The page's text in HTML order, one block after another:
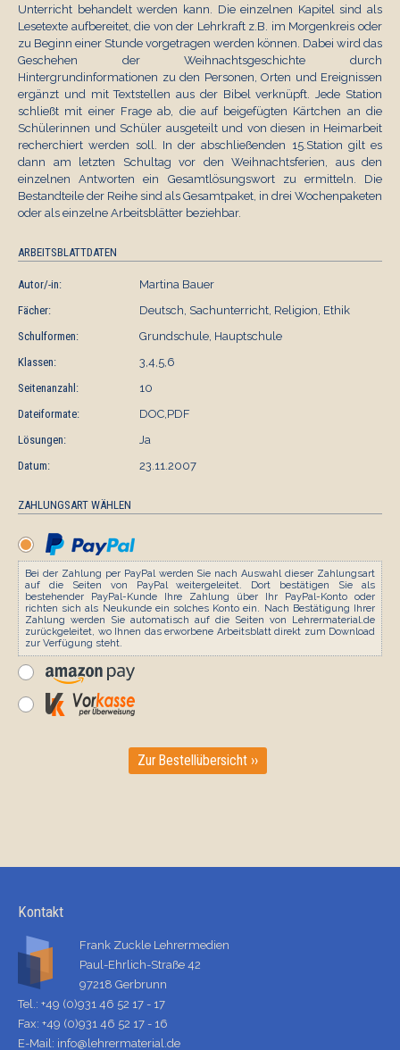
Unterricht behandelt werden kann. Die einzelnen Kapitel sind als
Lesetexte aufbereitet, die von der Lehrkraft z.B. im Morgenkreis oder
zu Beginn einer Stunde vorgetragen werden können. Dabei wird das
Geschehen der Weihnachtsgeschichte durch
Hintergrundinformationen zu den Personen, Orten und Ereignissen
ergänzt und mit Textstellen aus der Bibel verknüpft. Jede Station
schließt mit einer Frage ab, die auf beigefügten Kärtchen an die
Schülerinnen und Schüler ausgeteilt und von diesen in Heimarbeit
recherchiert werden soll. In der abschließenden 15.Station gilt es
dann am letzten Schultag vor den Weihnachtsferien, aus den
einzelnen Antworten ein Gesamtlösungswort zu ermitteln. Die
Bestandteile der Reihe sind als Gesamtpaket, in drei Wochenpaketen
oder als einzelne Arbeitsblätter beziehbar.
ARBEITSBLATTDATEN
Autor/-in:
Martina Bauer
Fächer:
Deutsch, Sachunterricht, Religion, Ethik
Schulformen:
Grundschule, Hauptschule
Klassen:
3,4,5,6
Seitenanzahl:
10
Dateiformate:
DOC,PDF
Lösungen:
Ja
Datum:
23.11.2007
ZAHLUNGSART WÄHLEN
Bei der Zahlung per PayPal werden Sie nach Auswahl dieser Zahlungsart
auf die Seiten von PayPal weitergeleitet. Dort bestätigen Sie als
bestehender PayPal-Kunde Ihre Zahlung über Ihr PayPal-Konto oder
richten sich als Neukunde ein solches Konto ein. Nach Bestätigung Ihrer
Zahlung werden Sie automatisch auf die Seiten von Lehrermaterial.de
zurückgeleitet, wo Ihnen das erworbene Arbeitsblatt direkt zum Download
zur Verfügung steht.
Zur Bestellübersicht ››
Kontakt
Frank Zuckle Lehrermedien
Paul-Ehrlich-Straße 42
97218 Gerbrunn
Tel.: +49 (0)931 46 52 17 - 17
Fax: +49 (0)931 46 52 17 - 16
E-Mail: info@lehrermaterial.de